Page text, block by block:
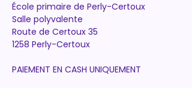
École primaire de Perly-Certoux
Salle polyvalente
Route de Certoux 35
1258 Perly-Certoux
PAIEMENT EN CASH UNIQUEMENT